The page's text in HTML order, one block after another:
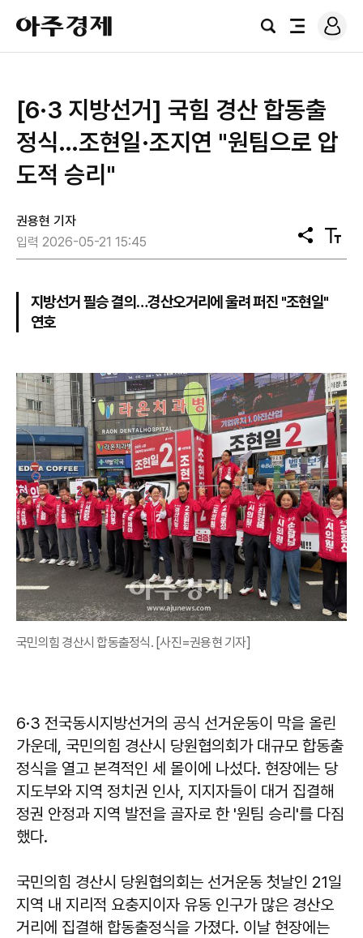
아
주
경
검
전
로
그
[6·3 지방선거] 국힘 경산 합동출
정식…조현일·조지연 "원팀으로 압
도적 승리"
권용현 기자
입력 2026-05-21 15:45
공
유
텍
스
지방선거 필승 결의…경산오거리에 울려 퍼진 "조현일"
연호
국민의힘 경산시 합동출정식. [사진=권용현 기자]
6·3 전국동시지방선거의 공식 선거운동이 막을 올린
가운데, 국민의힘 경산시 당원협의회가 대규모 합동출
정식을 열고 본격적인 세 몰이에 나섰다. 현장에는 당
지도부와 지역 정치권 인사, 지지자들이 대거 집결해
정권 안정과 지역 발전을 골자로 한 '원팀 승리'를 다짐
했다.
국민의힘 경산시 당원협의회는 선거운동 첫날인 21일
지역 내 지리적 요충지이자 유동 인구가 많은 경산오
거리에 집결해 합동출정식을 가졌다. 이날 현장에는